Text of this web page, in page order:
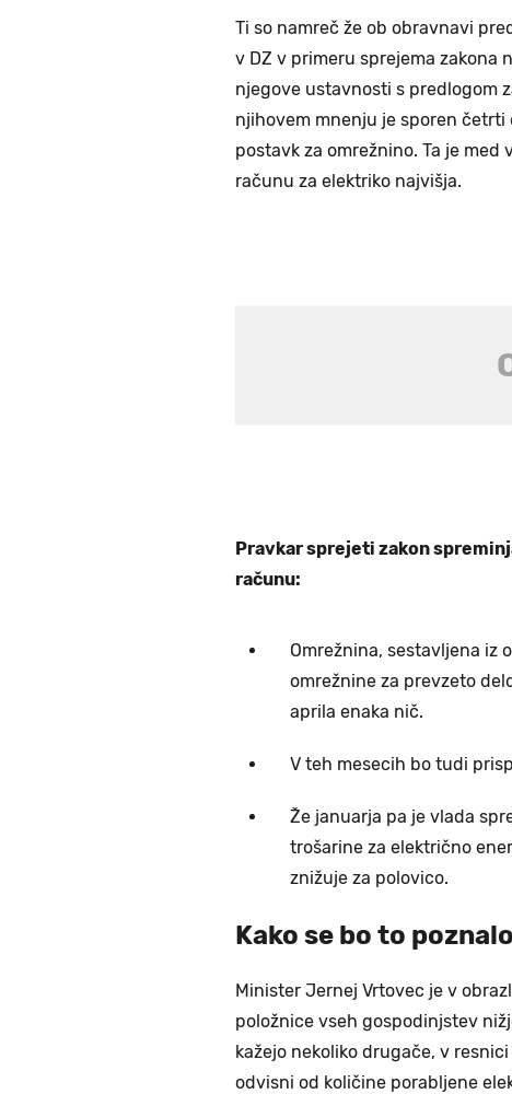
Ti so namreč že ob obravnavi
v DZ v primeru sprejema zakona
njegove ustavnosti s predlogom
njihovem mnenju je sporen
postavk za omrežnino. Ta je
računu za elektriko najvišja.
Pravkar sprejeti zakon
računu:
Omrežnina, sestavljena iz
omrežnine za prevzeto
aprila enaka nič.
V teh mesecih bo tudi
Že januarja pa je vlada
trošarine za električno
znižuje za polovico.
Kako se bo to
Minister Jernej Vrtovec je v
položnice vseh gospodinjstev
kažejo nekoliko drugače, v
odvisni od količine porabljene